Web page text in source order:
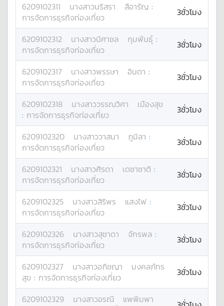
6209102311 นางสาวนริสรา สีอารัญ :
การจัดการธุรกิจท่องเที่ยว
3ชั่วโมง
6209102312 นางสาวนิศาชล กุมพันธุ์ :
การจัดการธุรกิจท่องเที่ยว
3ชั่วโมง
6209102317 นางสาวพรรษา อินตา :
การจัดการธุรกิจท่องเที่ยว
3ชั่วโมง
6209102318 นางสาววรรณวิศา
เมืองสุข
: การจัดการธุรกิจท่องเที่ยว 3ชั่วโมง
6209102320 นางสาววาสนา ภูมิลา :
การจัดการธุรกิจท่องเที่ยว
3ชั่วโมง
6209102321 นางสาวศิรดา เดชาชาติ :
การจัดการธุรกิจท่องเที่ยว
3ชั่วโมง
6209102325 นางสาวสิริพร แสงไฟ :
การจัดการธุรกิจท่องเที่ยว
3ชั่วโมง
6209102326 นางสาวสุชาดา จักรพล :
การจัดการธุรกิจท่องเที่ยว
3ชั่วโมง
6209102327 นางสาวอภิชญา
มงคลภัทร
สุข : การจัดการธุรกิจท่องเที่ยว 3ชั่วโมง
6209102329 นางสาวอรณี
แพพิมพา